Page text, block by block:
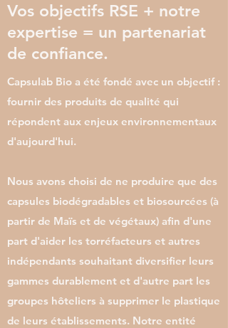
Vos objectifs RSE + notre
expertise = un partenariat
de confiance.
Capsulab Bio a été fondé avec un objectif :
fournir des produits de qualité qui
répondent aux enjeux environnementaux
d'aujourd'hui.
Nous avons choisi de ne produire que des
capsules biodégradables et biosourcées (à
partir de Maïs et de végétaux) afin d'une
part d'aider les torréfacteurs et autres
indépendants souhaitant diversifier leurs
gammes durablement et d'autre part les
groupes hôteliers à supprimer le plastique
de leurs établissements. Notre entité